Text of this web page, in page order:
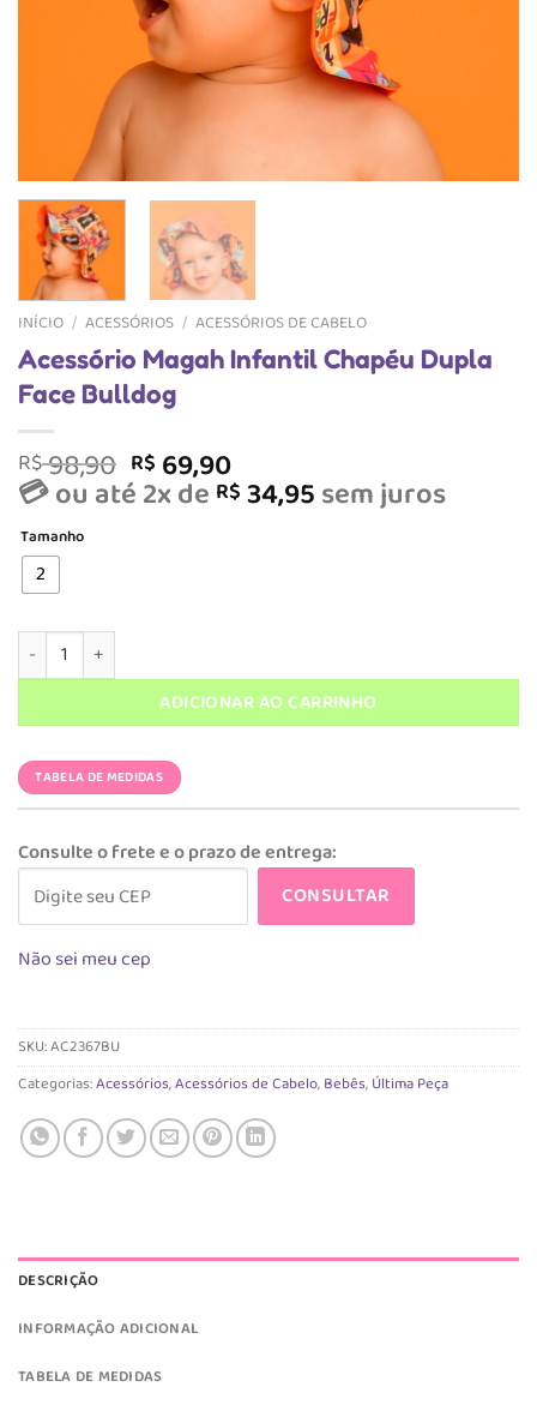
INÍCIO / ACESSÓRIOS / ACESSÓRIOS DE CABELO
Acessório Magah Infantil Chapéu Dupla
Face Bulldog
R$98,90 O
preço
R$ 69,90O
preço
atual
💳 ou até 2x de R$ 34,95sem juros
Tamanho
2
Acessório Magah Infantil Chapéu Dupla Face Bulldog quantidade
ADICIONAR AO CARRINHO
TABELA DE MEDIDAS
Consulte o frete e o prazo de entrega:
CONSULTAR
Não sei meu cep
SKU:AC2367BU
Categorias:Acessórios,Acessórios de Cabelo,Bebês,Última Peça
DESCRIÇÃO
INFORMAÇÃO ADICIONAL
TABELA DE MEDIDAS